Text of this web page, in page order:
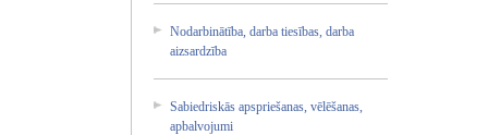
Noda­rbin­ātīb­a, darb­a ties­ības­, darb­a
aizs­ardz­ība
Sabi­edri­skās­ apsp­rieš­anas­, vēlē­šana­s,
apba­lvoj­umi